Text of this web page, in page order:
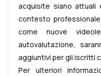
acquisite siano attuali
contesto
come nuove
autovalutazione,
aggiuntivi per gli iscritti
Per ulteriori